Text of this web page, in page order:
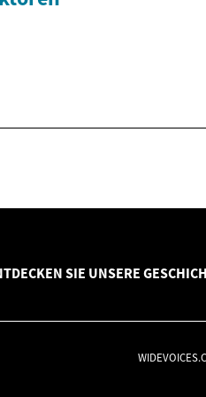
SIE UNSERE